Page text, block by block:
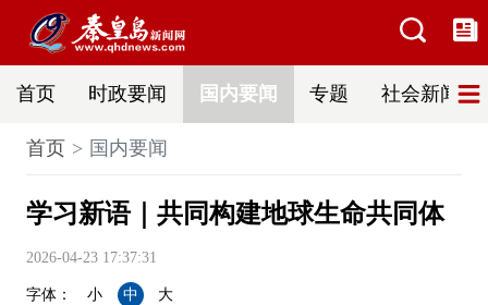
首页 时政要闻 国内要闻 专题 社会新闻
首页 国内要闻
学习新语｜共同构建地球生命共同体
2026-04-23 17:37:31
字体： 小 中 大